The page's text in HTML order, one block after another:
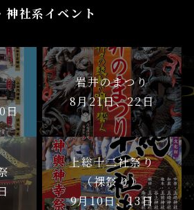
社系イベント
日
岩井のまつり
8月21日、22日
上総十二社祭り
（裸祭り）
9月10日、13日